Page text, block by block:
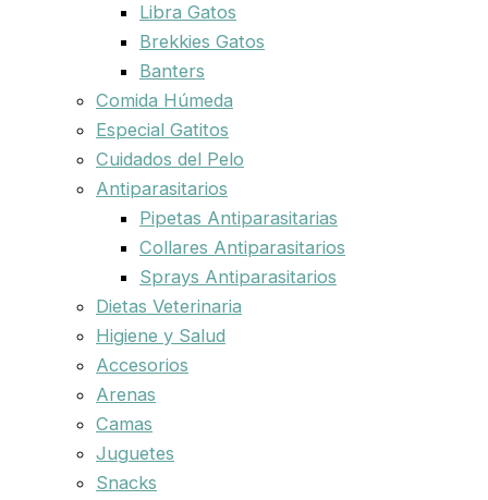
Libra Gatos
Brekkies Gatos
Banters
Comida Húmeda
Especial Gatitos
Cuidados del Pelo
Antiparasitarios
Pipetas Antiparasitarias
Collares Antiparasitarios
Sprays Antiparasitarios
Dietas Veterinaria
Higiene y Salud
Accesorios
Arenas
Camas
Juguetes
Snacks